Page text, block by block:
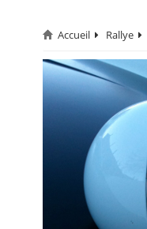
CIRCUIT
RALLYE
EVÈNEMENTS
CALENDRIER
Accueil Rallye